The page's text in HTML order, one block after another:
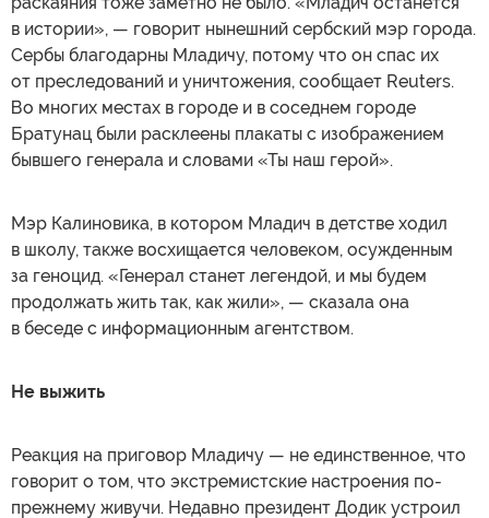
в истории», — говорит нынешний сербский мэр города.
Сербы благодарны Младичу, потому что он спас их
от преследований и уничтожения, сообщает Reuters.
Во многих местах в городе и в соседнем городе
Братунац были расклеены плакаты с изображением
бывшего генерала и словами «Ты наш герой».
Мэр Калиновика, в котором Младич в детстве ходил
в школу, также восхищается человеком, осужденным
за геноцид. «Генерал станет легендой, и мы будем
продолжать жить так, как жили», — сказала она
в беседе с информационным агентством.
Не выжить
Реакция на приговор Младичу — не единственное, что
говорит о том, что экстремистские настроения по-
прежнему живучи. Недавно президент Додик устроил